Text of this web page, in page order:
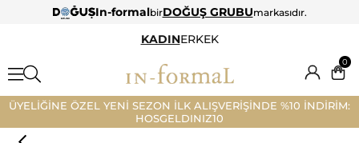
In-formalbirDOĞUŞ GRUBUmarkasıdır.
KADINERKEK
0
ÜYELİĞİNE ÖZEL YENİ SEZON İLK ALIŞVERİŞİNDE %10 İNDİRİM:
HOSGELDINIZ10